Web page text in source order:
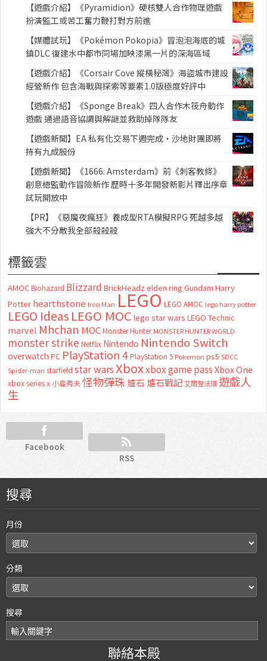
【遊戲介紹】《Pyramidion》硬核雙人合作物理遊戲
扮演監工或苦工奮力鞭打對方前進
【媒體試玩】《Pokémon Pokopia》冒泡泡海底的城
鎮DLC 復建水中都市同場加映漆黑一片的深海區域
【遊戲介紹】《Corsair Cove 縱橫秘灣》海盜城市建設
經營新作 包含海戰與探索等要素1.0版極度好評中
【遊戲介紹】《Sponge Break》四人合作木筏舟動作
遊戲 通過語音協調與解謎並救助掉隊隊友
【遊戲新聞】EA 私有化交易下週完成・沙地財團即將
持有九成股份
【遊戲新聞】《1666: Amsterdam》前《刺客教條》
創意總監動作冒險新作 歷時十多年開發新影片釋出序章
試玩開放中
【PR】《惡魔夜瘋狂》養成型RTA模擬RPG 死越多越
強大不分敵我全部殺殺殺
標籤雲
AMOC Biohazard Blizzard BrickHeadz elden ring Gundam Harry
Potter hearthstone Iron Man LEGO LEGO AMOC lego harry potter
LEGO Ideas LEGO MOC lego star wars LEGO Technic
marvel Mhchan MOC Monster Hunter MONSTER HUNTER WORLD
monster strike Netflix Nintendo Nintendo Switch
overwatch PC PlayStation 4 PlayStation 5 Pokemon ps5 SDCC
Spider-man starfield star wars Xboxxbox game passXbox One
xbox series x 小島秀夫怪物彈珠 爐石 爐石戰記艾爾登法環 遊戲人
生
Facebook
RSS
搜尋
月份
分類
搜尋
聯絡本殿